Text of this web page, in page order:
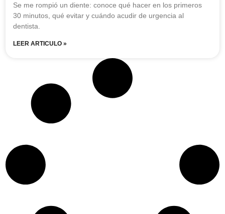
Se me rompió un diente: conoce qué hacer en los primeros
30 minutos, qué evitar y cuándo acudir de urgencia al
dentista.
LEER ARTICULO »